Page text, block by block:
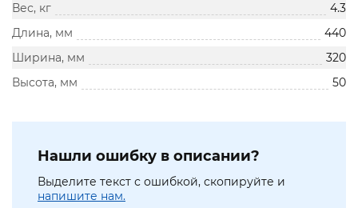
Вес, кг
4.3
Длина, мм
440
Ширина, мм
320
Высота, мм
50
Нашли ошибку в описании?
Выделите текст с ошибкой, скопируйте и
напишите нам.